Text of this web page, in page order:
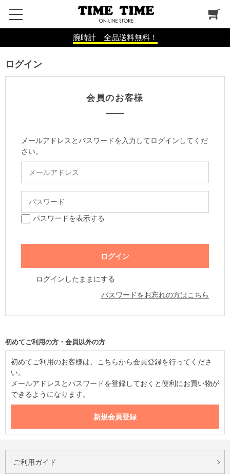
腕時計 全品送料無料！
ログイン
会員のお客様
メールアドレスとパスワードを入力してログインしてくだ
さい。
パスワードを表示する
ログインしたままにする
パスワードをお忘れの方はこちら
初めてご利用の方・会員以外の方
初めてご利用のお客様は、こちらから会員登録を行ってくださ
い。
メールアドレスとパスワードを登録しておくと便利にお買い物が
できるようになります。
ご利用ガイド